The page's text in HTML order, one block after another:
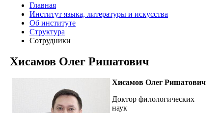
Главная
Институт языка, литературы и искусства
Об институте
Структура
Сотрудники
Хисамов Олег Ришатович
Хисамов Олег Ришатович
Доктор филологических
наук